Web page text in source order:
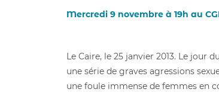
Mercredi 9 novembre à 19h au
Le Caire, le 25 janvier 2013. Le jour
une série de graves agressions
une foule immense de femmes en